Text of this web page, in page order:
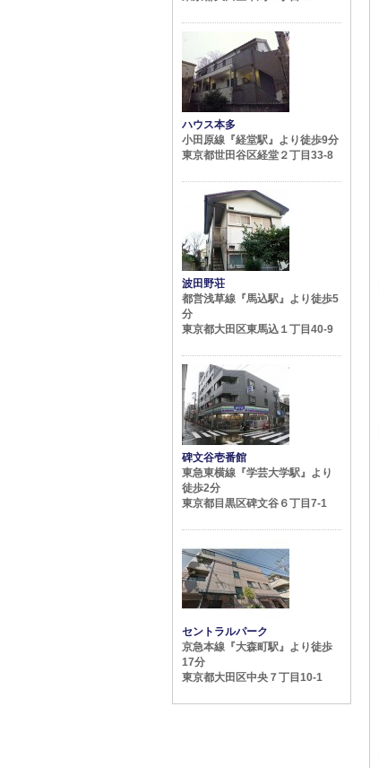
ハウス本多
小田原線『経堂駅』より徒歩9分
東京都世田谷区経堂２丁目33-8
波田野荘
都営浅草線『馬込駅』より徒歩5
分
東京都大田区東馬込１丁目40-9
碑文谷壱番館
東急東横線『学芸大学駅』より
徒歩2分
東京都目黒区碑文谷６丁目7-1
セントラルパーク
京急本線『大森町駅』より徒歩
17分
東京都大田区中央７丁目10-1